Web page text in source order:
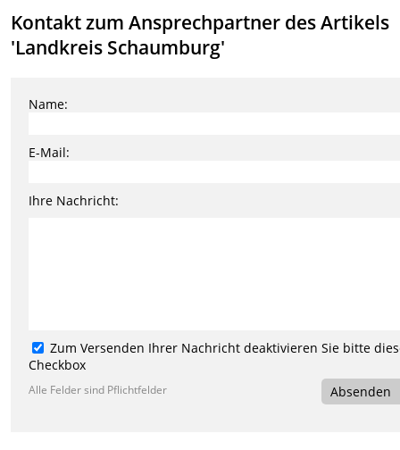
Kontakt zum Ansprechpartner des Artikels
'Landkreis Schaumburg'
Name:
E-Mail:
Ihre Nachricht:
Zum Versenden Ihrer Nachricht deaktivieren Sie bitte
Checkbox
Alle Felder sind Pflichtfelder Absenden